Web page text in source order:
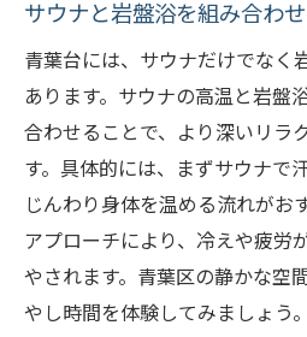
サウナと岩盤浴を組み合わ
青葉台には、サウナだけでなく
あります。サウナの高温と岩盤
合わせることで、より深いリラ
す。具体的には、まずサウナで
じんわり身体を温める流れがお
アプローチにより、冷えや疲労
やされます。青葉区の静かな空
やし時間を体験してみましょう。